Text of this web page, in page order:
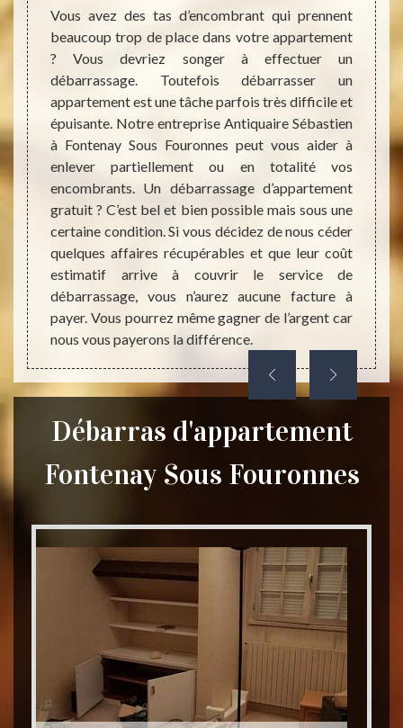
de
des
ont
cas
ou
en
Vous avez des tas d’encombrant qui prennent
beaucoup trop de place dans votre appartement
? Vous devriez songer à effectuer un
débarrassage. Toutefois débarrasser un
appartement est une tâche parfois très difficile et
épuisante. Notre entreprise Antiquaire Sébastien
à Fontenay Sous Fouronnes peut vous aider à
enlever partiellement ou en totalité vos
encombrants. Un débarrassage d’appartement
gratuit ? C’est bel et bien possible mais sous une
certaine condition. Si vous décidez de nous céder
quelques affaires récupérables et que leur coût
estimatif arrive à couvrir le service de
débarrassage, vous n’aurez aucune facture à
payer. Vous pourrez même gagner de l’argent car
nous vous payerons la différence.
pour
à
le
des
pas
très
Débarras d'appartement
Fontenay Sous Fouronnes